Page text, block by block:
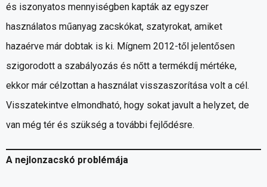
és iszonyatos mennyiségben kapták az egyszer
használatos műanyag zacskókat, szatyrokat, amiket
hazaérve már dobtak is ki. Mígnem 2012-től jelentősen
szigorodott a szabályozás és nőtt a termékdíj mértéke,
ekkor már célzottan a használat visszaszorítása volt a cél.
Visszatekintve elmondható, hogy sokat javult a helyzet, de
van még tér és szükség a további fejlődésre.
A nejlonzacskó problémája